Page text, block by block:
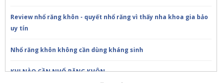
Review nhổ răng khôn - quyết nhổ răng vì thấy nha khoa gia bảo
uy tín
Nhổ răng khôn không cần dùng kháng sinh
KHI NÀO CẦN NHỔ RĂNG KHÔN